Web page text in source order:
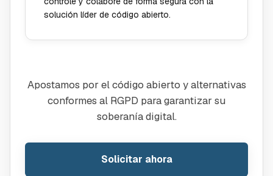
solución líder de código abierto.
Apostamos por el código abierto y alternativas
conformes al RGPD para garantizar su
soberanía digital.
Solicitar ahora